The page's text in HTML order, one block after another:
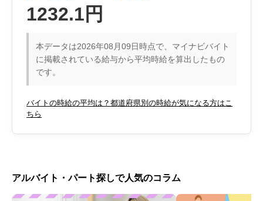
1232.1円
本データは2026年08月09日時点で、マイナビバイト
に掲載されている給与から平均時給を算出したもの
です。
バイトの時給の平均は？都道府県別の時給が気になる方はこ
ちら
アルバイト・パート探しで人気のコラム